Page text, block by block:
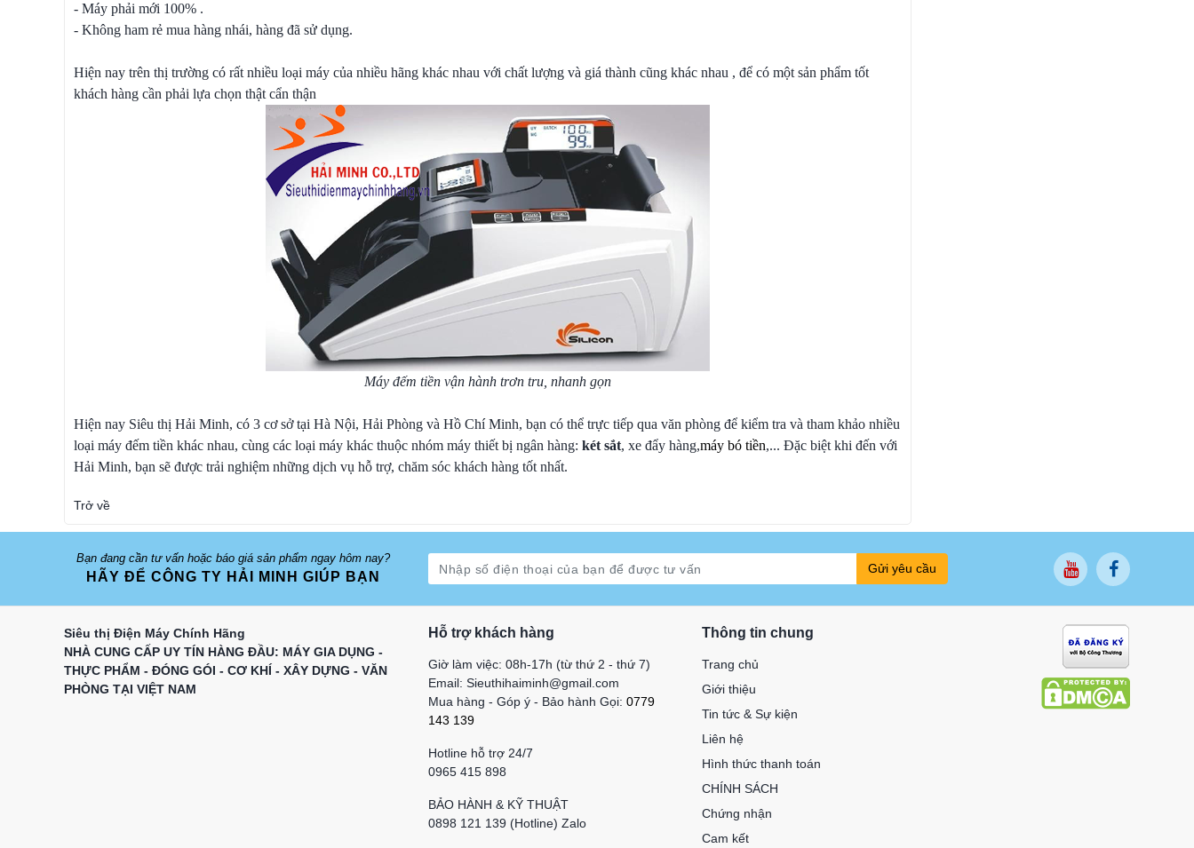
- Máy phải mới 100% .
- Không ham rẻ mua hàng nhái, hàng đã sử dụng.
Hiện nay trên thị trường có rất nhiều loại máy của nhiều hãng khác nhau với chất lượng và giá thành cũng khác nhau , để có một sản phẩm tốt
khách hàng cần phải lựa chọn thật cẩn thận
Máy đếm tiền vận hành trơn tru, nhanh gọn
Hiện nay Siêu thị Hải Minh, có 3 cơ sở tại Hà Nội, Hải Phòng và Hồ Chí Minh, bạn có thể trực tiếp qua văn phòng để kiểm tra và tham khảo nhiều
loại máy đếm tiền khác nhau, cùng các loại máy khác thuộc nhóm máy thiết bị ngân hàng: két sắt, xe đẩy hàng,máy bó tiền,... Đặc biệt khi đến với
Hải Minh, bạn sẽ được trải nghiệm những dịch vụ hỗ trợ, chăm sóc khách hàng tốt nhất.
Trở về
Bạn đang cần tư vấn hoặc báo giá sản phẩm ngay hôm nay?
HÃY ĐỂ CÔNG TY HẢI MINH GIÚP BẠN
Gửi yêu cầu
Siêu thị Điện Máy Chính Hãng
NHÀ CUNG CẤP UY TÍN HÀNG ĐẦU: MÁY GIA DỤNG -
THỰC PHẨM - ĐÓNG GÓI - CƠ KHÍ - XÂY DỰNG - VĂN
PHÒNG TẠI VIỆT NAM
Hỗ trợ khách hàng
Giờ làm việc: 08h-17h (từ thứ 2 - thứ 7)
Email: Sieuthihaiminh@gmail.com
Mua hàng - Góp ý - Bảo hành Gọi: 0779
143 139
Hotline hỗ trợ 24/7
0965 415 898
BẢO HÀNH & KỸ THUẬT
0898 121 139 (Hotline) Zalo
Thông tin chung
Trang chủ
Giới thiệu
Tin tức & Sự kiện
Liên hệ
Hình thức thanh toán
CHÍNH SÁCH
Chứng nhận
Cam kết